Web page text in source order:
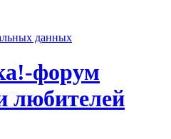
данных
форум
любителей